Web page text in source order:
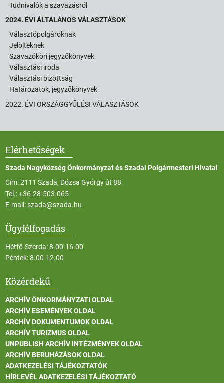
Tudnivalók a szavazásról
2024. ÉVI ÁLTALÁNOS VÁLASZTÁSOK
Választópolgároknak
Jelölteknek
Szavazóköri jegyzőkönyvek
Választási iroda
Választási bizottság
Határozatok, jegyzőkönyvek
2022. ÉVI ORSZÁGGYŰLÉSI VÁLASZTÁSOK
Elérhetőségek
Szada Nagyközség Önkormányzat és Szadai Polgármesteri Hivatal
Cím: 2111 Szada, Dózsa György út 88.
Tel.:+36-28-503-065
E-mail:szada@szada.hu
Ügyfélfogadás
Hétfő-Szerda: 8.00-16.00
Péntek: 8.00-12.00
Közérdekű
ARCHÍV ÖNKORMÁNYZATI OLDAL
ARCHÍV ESEMÉNYEK OLDAL
ARCHÍV DOKUMENTUMOK OLDAL
ARCHÍV TURIZMUS OLDAL
UNPUBLISH ARCHÍV INTÉZMÉNYEK OLDAL
ARCHÍV BERUHÁZÁSOK OLDAL
ADATKEZELÉSI TÁJÉKOZTATÓK
HÍRLEVÉL ADATKEZELÉSI TÁJÉKOZTATÓ